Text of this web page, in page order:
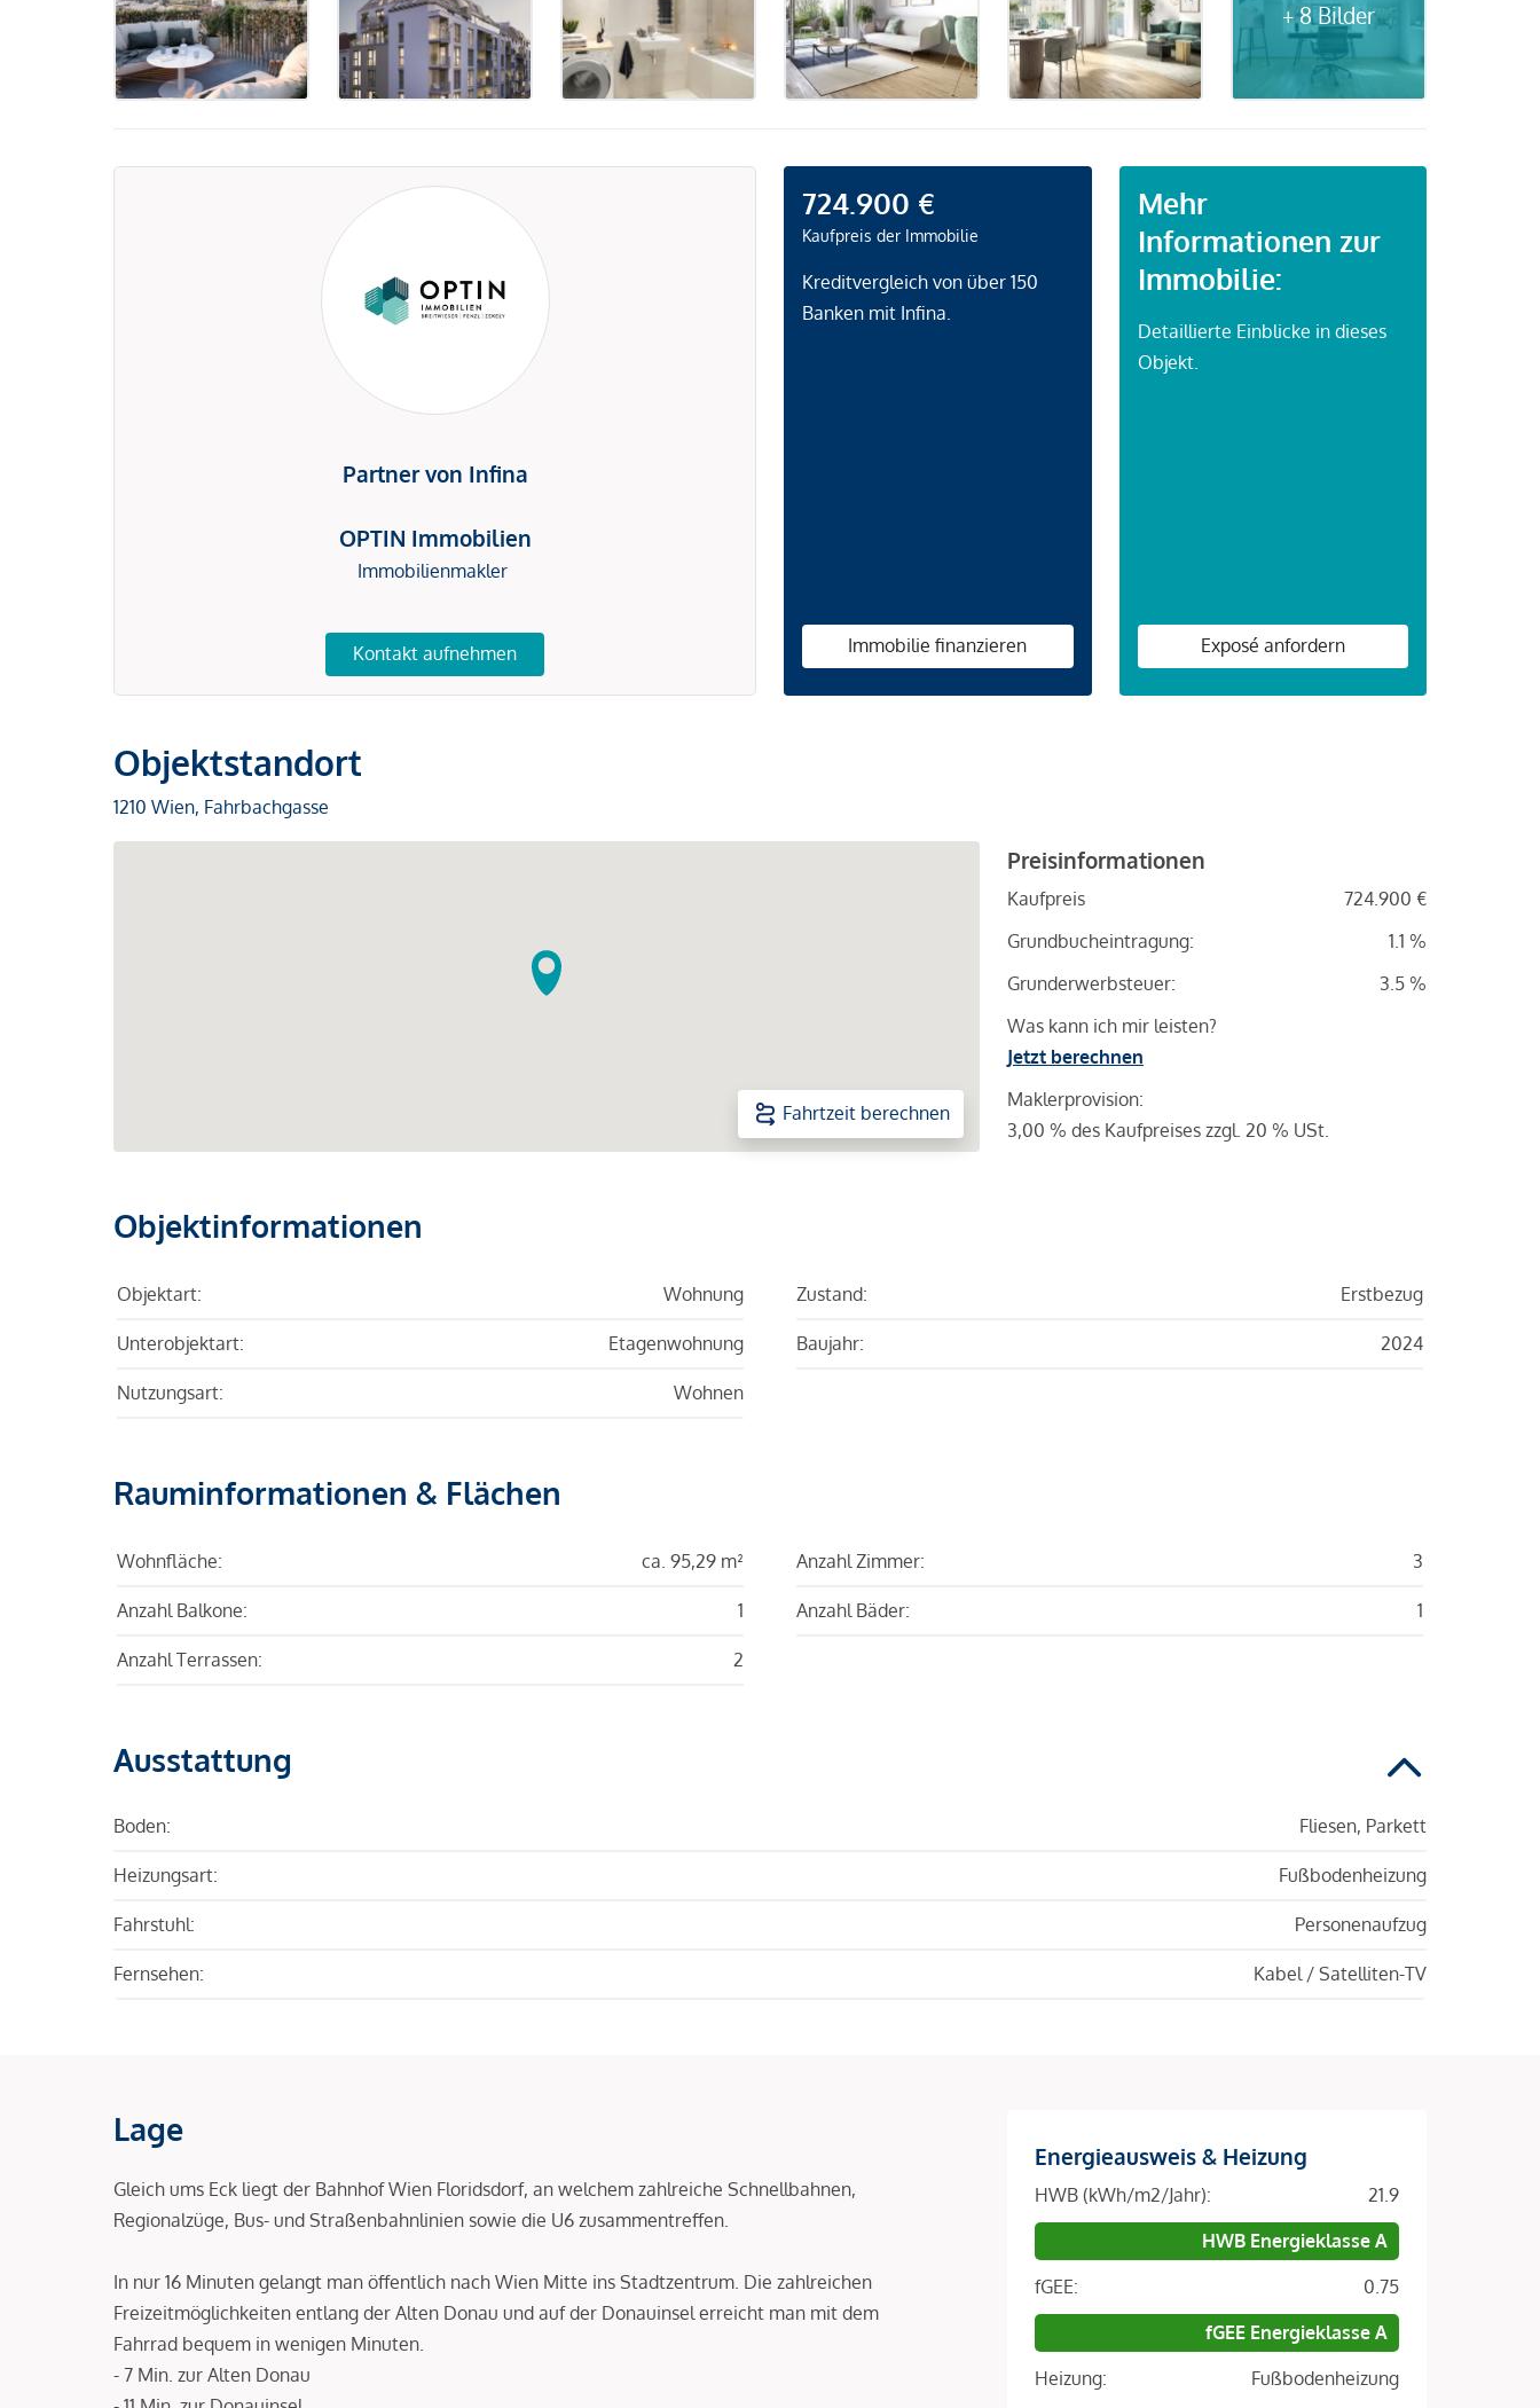
+ 8 Bilder
Partner von Infina
OPTIN Immobilien
Immobilienmakler
Kontakt aufnehmen
724.900 €
Kaufpreis der Immobilie
Kreditvergleich von über 150
Banken mit Infina.
Immobilie finanzieren
Mehr
Informationen zur
Immobilie:
Detaillierte Einblicke in dieses
Objekt.
Exposé anfordern
Objektstandort
1210 Wien, Fahrbachgasse
Fahrtzeit berechnen
Preisinformationen
Kaufpreis
724.900 €
Grundbucheintragung:
1.1 %
Grunderwerbsteuer:
3.5 %
Was kann ich mir leisten?
Jetzt berechnen
Maklerprovision:
3,00 % des Kaufpreises zzgl. 20 % USt.
Objektinformationen
Objektart: Wohnung
Unterobjektart: Etagenwohnung
Nutzungsart: Wohnen
Zustand: Erstbezug
Baujahr: 2024
Rauminformationen & Flächen
Wohnfläche: ca. 95,29 m²
Anzahl Balkone: 1
Anzahl Terrassen: 2
Anzahl Zimmer: 3
Anzahl Bäder: 1
Ausstattung
Boden: Fliesen, Parkett
Heizungsart: Fußbodenheizung
Fahrstuhl: Personenaufzug
Fernsehen: Kabel / Satelliten-TV
Lage
Gleich ums Eck liegt der Bahnhof Wien Floridsdorf, an welchem zahlreiche Schnellbahnen,
Regionalzüge, Bus- und Straßenbahnlinien sowie die U6 zusammentreffen.
In nur 16 Minuten gelangt man öffentlich nach Wien Mitte ins Stadtzentrum. Die zahlreichen
Freizeitmöglichkeiten entlang der Alten Donau und auf der Donauinsel erreicht man mit dem
Fahrrad bequem in wenigen Minuten.
- 7 Min. zur Alten Donau
Energieausweis & Heizung
HWB (kWh/m2/Jahr):
21.9
HWB Energieklasse A
fGEE:
0.75
fGEE Energieklasse A
Heizung:
Fußbodenheizung